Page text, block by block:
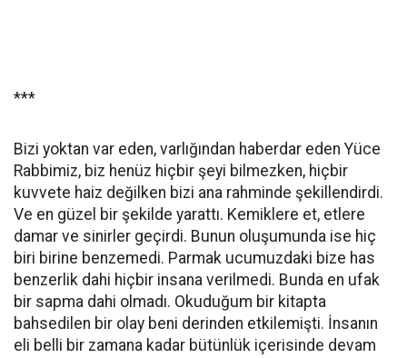
***
Bizi yoktan var eden, varlığından haberdar eden Yüce
Rabbimiz, biz henüz hiçbir şeyi bilmezken, hiçbir
kuvvete haiz değilken bizi ana rahminde şekillendirdi.
Ve en güzel bir şekilde yarattı. Kemiklere et, etlere
damar ve sinirler geçirdi. Bunun oluşumunda ise hiç
biri birine benzemedi. Parmak ucumuzdaki bize has
benzerlik dahi hiçbir insana verilmedi. Bunda en ufak
bir sapma dahi olmadı. Okuduğum bir kitapta
bahsedilen bir olay beni derinden etkilemişti. İnsanın
eli belli bir zamana kadar bütünlük içerisinde devam